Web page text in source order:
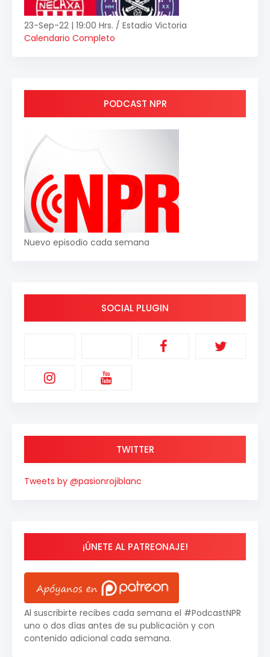
23-Sep-22 | 19:00 Hrs. / Estadio Victoria
Calendario Completo
PODCAST NPR
Nuevo episodio cada semana
SOCIAL PLUGIN
TWITTER
Tweets by @pasionrojiblanc
¡ÚNETE AL PATREONAJE!
Al suscribirte recibes cada semana el #PodcastNPR
uno o dos días antes de su publicación y con
contenido adicional cada semana.